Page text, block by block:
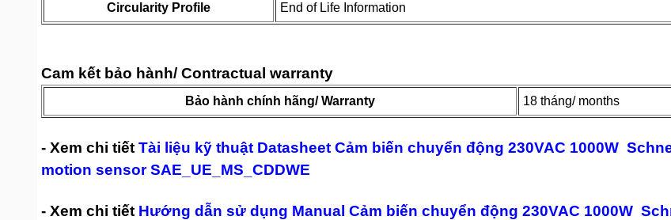
Circularity Profile End of Life Information
Cam kết bảo hành/ Contractual warranty
Bảo hành chính hãng/ Warranty 18 tháng/ months
- Xem chi tiết Tài liệu kỹ thuật Datasheet Cảm biến chuyển động 230VAC 1000W
motion sensor SAE_UE_MS_CDDWE
- Xem chi tiết Hướng dẫn sử dụng Manual Cảm biến chuyển động 230VAC 1000W